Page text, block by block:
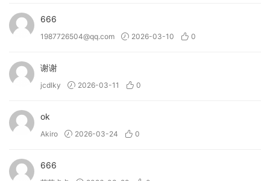
666
1987726504@qq.com 2026-03-10 0
谢谢
jcdlky 2026-03-11 0
ok
Akiro 2026-03-24 0
666